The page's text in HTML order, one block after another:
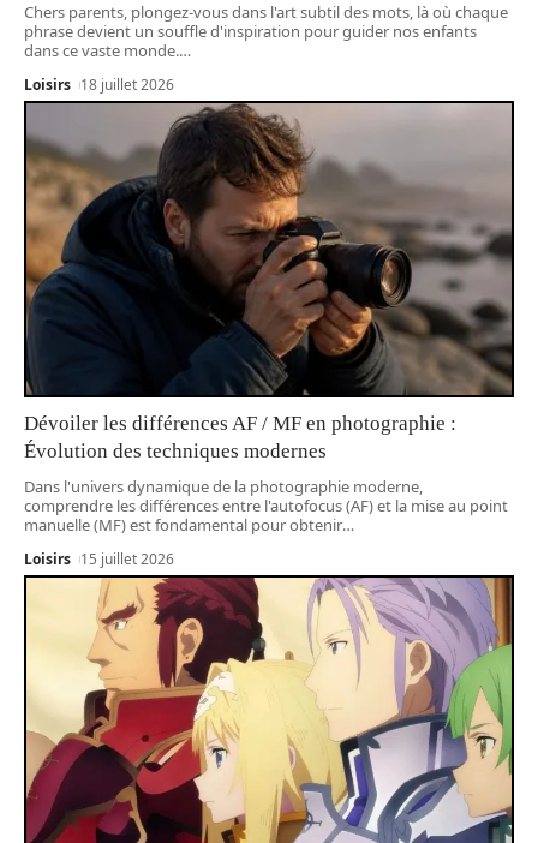
Chers parents, plongez-vous dans l'art subtil des mots, là où chaque
phrase devient un souffle d'inspiration pour guider nos enfants
dans ce vaste monde.…
Loisirs 18 juillet 2026
Dévoiler les différences AF / MF en photographie :
Évolution des techniques modernes
Dans l'univers dynamique de la photographie moderne,
comprendre les différences entre l'autofocus (AF) et la mise au point
manuelle (MF) est fondamental pour obtenir…
Loisirs 15 juillet 2026